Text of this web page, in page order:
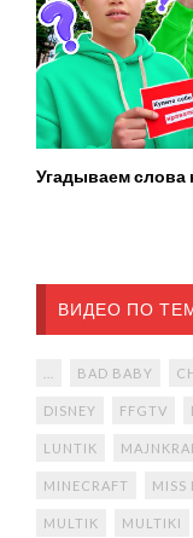
Угадываем слова
ВИДЕО ПО
BAD BABY
DISNEY FFGTV
LUNTIK
MINECRAFT MISS
MULTIK MULTIKI